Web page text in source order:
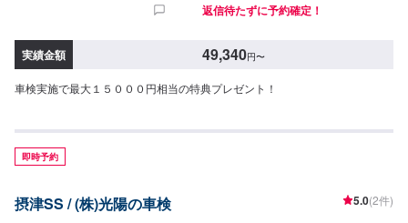
返信待たずに予約確定！
実績金額 49,340円〜
車検実施で最大１５０００円相当の特典プレゼント！
即時予約
摂津SS / (株)光陽の車検 5.0(2件)